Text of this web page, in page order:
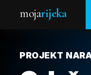
mojarijeka
PROJEKT